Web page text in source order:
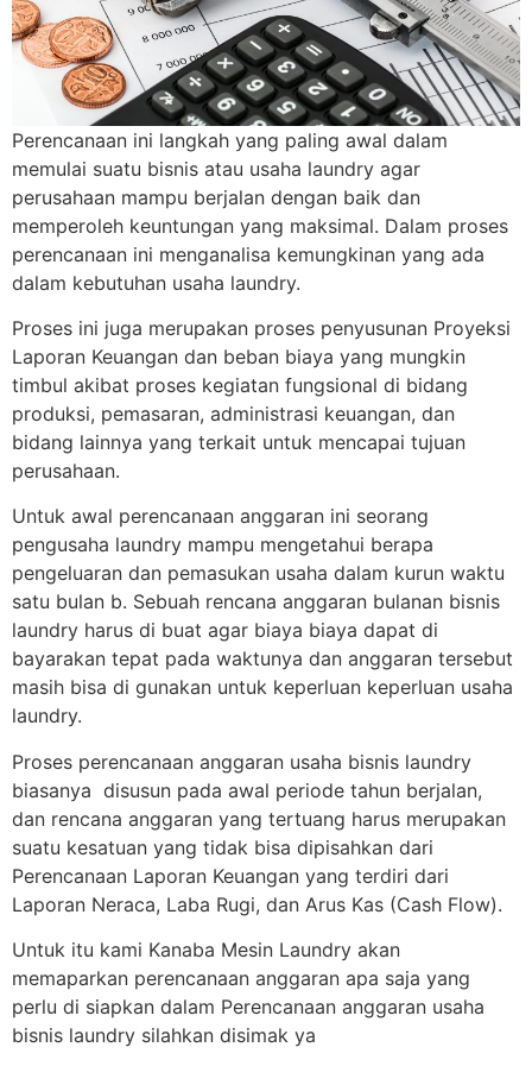
Perencanaan ini langkah yang paling awal dalam
memulai suatu bisnis atau usaha laundry agar
perusahaan mampu berjalan dengan baik dan
memperoleh keuntungan yang maksimal. Dalam proses
perencanaan ini menganalisa kemungkinan yang ada
dalam kebutuhan usaha laundry.
Proses ini juga merupakan proses penyusunan Proyeksi
Laporan Keuangan dan beban biaya yang mungkin
timbul akibat proses kegiatan fungsional di bidang
produksi, pemasaran, administrasi keuangan, dan
bidang lainnya yang terkait untuk mencapai tujuan
perusahaan.
Untuk awal perencanaan anggaran ini seorang
pengusaha laundry mampu mengetahui berapa
pengeluaran dan pemasukan usaha dalam kurun waktu
satu bulan b. Sebuah rencana anggaran bulanan bisnis
laundry harus di buat agar biaya biaya dapat di
bayarakan tepat pada waktunya dan anggaran tersebut
masih bisa di gunakan untuk keperluan keperluan usaha
laundry.
Proses perencanaan anggaran usaha bisnis laundry
biasanya disusun pada awal periode tahun berjalan,
dan rencana anggaran yang tertuang harus merupakan
suatu kesatuan yang tidak bisa dipisahkan dari
Perencanaan Laporan Keuangan yang terdiri dari
Laporan Neraca, Laba Rugi, dan Arus Kas (Cash Flow).
Untuk itu kami Kanaba Mesin Laundry akan
memaparkan perencanaan anggaran apa saja yang
perlu di siapkan dalam Perencanaan anggaran usaha
bisnis laundry silahkan disimak ya